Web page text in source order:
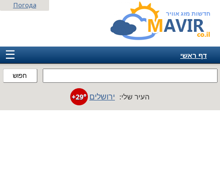
חדשות מזג אוויר
חפוש
Погода
☰
דף ראשי
אמריקה
העיר שלי: ירושלים +29°